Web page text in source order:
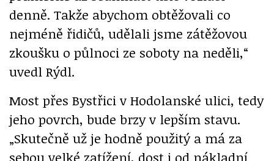
denně. Takže abychom obtěžovali co
nejméně řidičů, udělali jsme zátěžovou
zkoušku o půlnoci ze soboty na neděli,“
uvedl Rýdl.
Most přes Bystřici v Hodolanské ulici, tedy
jeho povrch, bude brzy v lepším stavu.
„Skutečně už je hodně použitý a má za
sebou velké zatížení, dost i od nákladní